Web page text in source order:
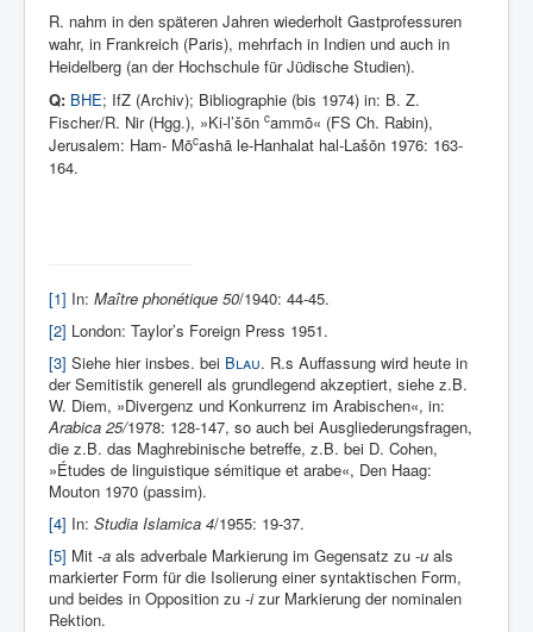
R. nahm in den späteren Jahren wiederholt Gastprofessuren
wahr, in Frankreich (Paris), mehrfach in Indien und auch in
Heidelberg (an der Hochschule für Jüdische Studien).
Q: BHE; IfZ (Archiv); Bibliographie (bis 1974) in: B. Z.
Fischer/R. Nir (Hgg.), »Ki-l’šōn cammō« (FS Ch. Rabin),
Jerusalem: Ham- Mōcashā le-Hanhalat hal-Lašōn 1976: 163-
164.
[1] In: Maître phonétique 50/1940: 44-45.
[2] London: Taylor’s Foreign Press 1951.
[3] Siehe hier insbes. bei Blau. R.s Auffassung wird heute in
der Semitistik generell als grundlegend akzeptiert, siehe z.B.
W. Diem, »Divergenz und Konkurrenz im Arabischen«, in:
Arabica 25/1978: 128-147, so auch bei Ausgliederungsfragen,
die z.B. das Maghrebinische betreffe, z.B. bei D. Cohen,
»Études de linguistique sémitique et arabe«, Den Haag:
Mouton 1970 (passim).
[4] In: Studia Islamica 4/1955: 19-37.
[5] Mit -a als adverbale Markierung im Gegensatz zu -u als
markierter Form für die Isolierung einer syntaktischen Form,
und beides in Opposition zu -izur Markierung der nominalen
Rektion.